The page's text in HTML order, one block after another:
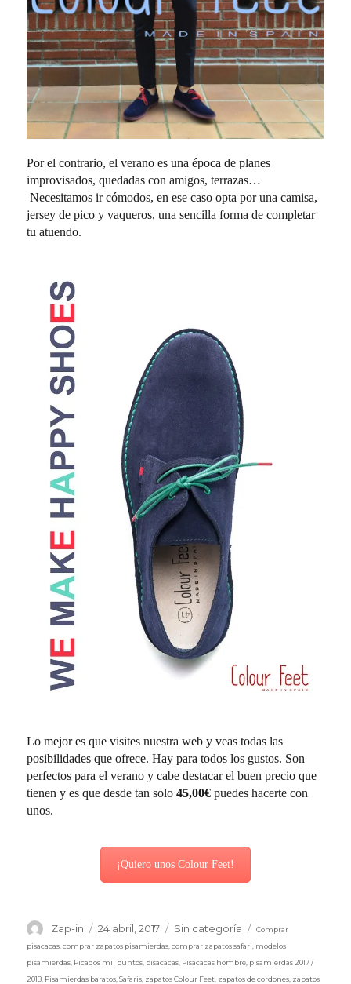
Por el contrario, el verano es una época de planes
improvisados, quedadas con amigos, terrazas…
Necesitamos ir cómodos, en ese caso opta por una camisa,
jersey de pico y vaqueros, una sencilla forma de completar
tu atuendo.
Lo mejor es que visites nuestra web y veas todas las
posibilidades que ofrece. Hay para todos los gustos. Son
perfectos para el verano y cabe destacar el buen precio que
tienen y es que desde tan solo45,00€ puedes hacerte con
unos.
¡Quiero unos Colour Feet!
Autor
Zap-in
Publicado
el
24 abril, 2017 Categorías
Sin categoría
Comprar
pisacacas ,comprar zapatos pisamierdas ,comprar zapatos safari modelos
pisamierdas Picados mil puntos pisacacas Pisacacas hombre pisamierdas 2017 /
2018 Pisamierdas baratos ,Safaris zapatos Colour Feet zapatos de cordones zapatos